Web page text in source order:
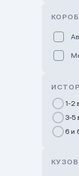
1-2
3-5
6 и
КУЗОВ